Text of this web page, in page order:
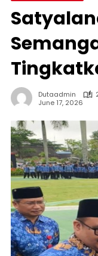
Dutaadmin
June 17, 2026